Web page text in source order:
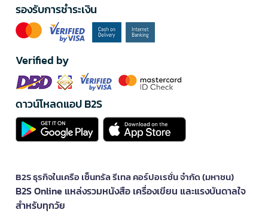
รองรับการชำระเงิน
Verified by
ดาวน์โหลดแอป B2S
B2S ธุรกิจในเครือ เซ็นทรัล รีเทล คอร์ปอเรชั่น จำกัด (มหาชน)
B2S Online แหล่งรวมหนังสือ เครื่องเขียน และแรงบันดาลใจ
สำหรับทุกวัย